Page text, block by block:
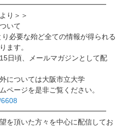
り＞＞
いて
必要な殆ど全ての情報が得られる
ます。
日頃、メールマガジンとして配
については大阪市立大学
ージを是非ご覧ください。
6608
を頂いた方々を中心に配信してお